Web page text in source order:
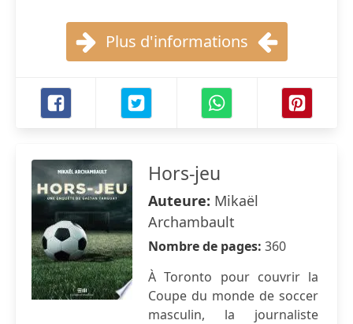
Plus d'informations
Hors-jeu
Auteure: Mikaël
Archambault
Nombre de pages: 360
À Toronto pour couvrir la
Coupe du monde de soccer
masculin, la journaliste